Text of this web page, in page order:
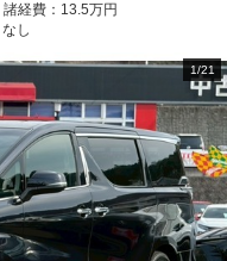
諸経費： 13.5万円
なし
1/21